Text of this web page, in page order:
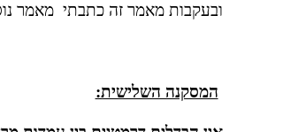
ובעקבות מאמר זה כתבתי  מאמר
המסקנה השלישית: